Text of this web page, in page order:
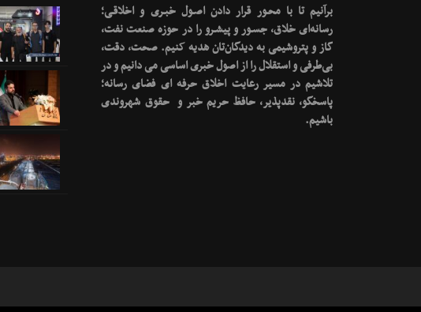
برآنیم تا با محـور قرار دادن اصـول خبـری و اخلاقـی؛
رسانه‌ای خلاق، جسـور و پیشـرو را در حوزه صنعت نفت،
گاز و پتروشیمی به دیدگان‌تان هدیه کنیم. صحت، دقت،
بی‌طرفی و استقلال را از اصول خبری اساسی می دانیم و در
تلاشیم در مسیر رعایت اخلاق حرفه ای فضای رسانه؛
پاسخگو، نقدپذیر، حافظ حریم خبر و حقوق شهروندی
باشیم.